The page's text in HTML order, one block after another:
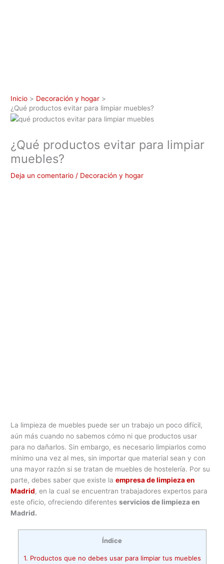
Inicio
Decoración y hogar
¿Qué productos evitar para limpiar muebles?
¿Qué productos evitar para limpiar
muebles?
Deja un comentario / Decoración y hogar
La limpieza de muebles puede ser un trabajo un poco difícil,
aún más cuando no sabemos cómo ni que productos usar
para no dañarlos. Sin embargo, es necesario limpiarlos como
mínimo una vez al mes, sin importar que material sean y con
una mayor razón si se tratan de muebles de hostelería. Por su
parte, debes saber que existe laempresa de limpieza en
Madrid, en la cual se encuentran trabajadores expertos para
este oficio, ofreciendo diferentesservicios de limpieza en
Madrid.
Índice
1. Productos que no debes usar para limpiar tus muebles